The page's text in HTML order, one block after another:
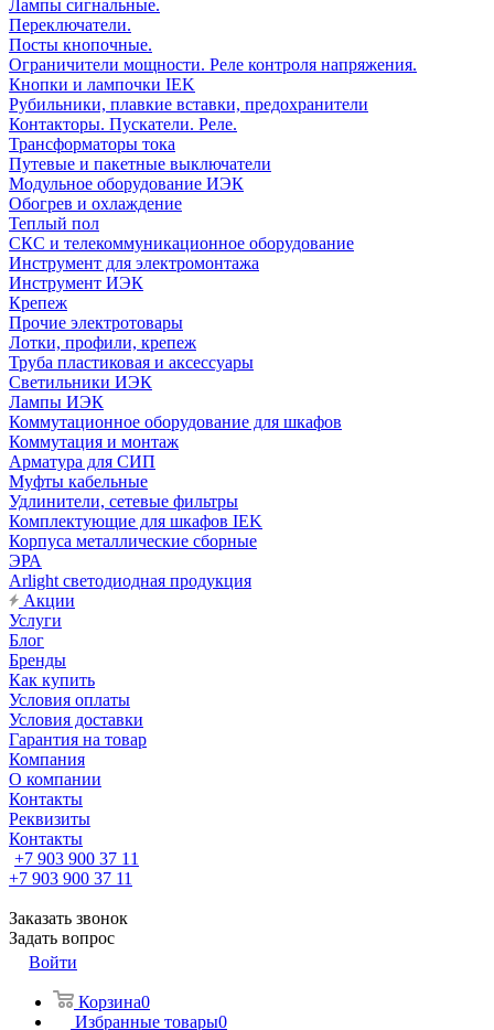
Лампы сигнальные.
Переключатели.
Посты кнопочные.
Ограничители мощности. Реле контроля напряжения.
Кнопки и лампочки IEK
Рубильники, плавкие вставки, предохранители
Контакторы. Пускатели. Реле.
Трансформаторы тока
Путевые и пакетные выключатели
Модульное оборудование ИЭК
Обогрев и охлаждение
Теплый пол
СКС и телекоммуникационное оборудование
Инструмент для электромонтажа
Инструмент ИЭК
Крепеж
Прочие электротовары
Лотки, профили, крепеж
Труба пластиковая и аксессуары
Светильники ИЭК
Лампы ИЭК
Коммутационное оборудование для шкафов
Коммутация и монтаж
Арматура для СИП
Муфты кабельные
Удлинители, сетевые фильтры
Комплектующие для шкафов IEK
Корпуса металлические сборные
ЭРА
Arlight светодиодная продукция
Акции
Услуги
Блог
Бренды
Как купить
Условия оплаты
Условия доставки
Гарантия на товар
Компания
О компании
Контакты
Реквизиты
Контакты
+7 903 900 37 11
+7 903 900 37 11
Заказать звонок
Задать вопрос
Войти
Корзина0
Избранные товары0